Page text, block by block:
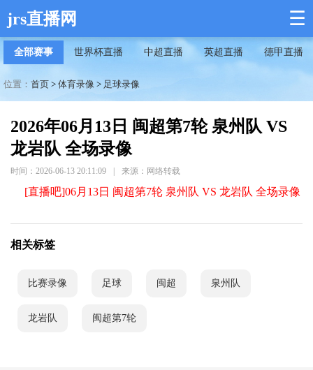
jrs直播网 ☰
全部赛事 世界杯直播 中超直播 英超直播 德甲直播
位置： 首页 > 体育录像 > 足球录像
2026年06月13日 闽超第7轮 泉州队 VS
龙岩队 全场录像
时间：2026-06-13 20:11:09 来源：网络转载
[直播吧]06月13日 闽超第7轮 泉州队 VS 龙岩队 全场录像
相关标签
比赛录像 足球 闽超 泉州队
龙岩队 闽超第7轮